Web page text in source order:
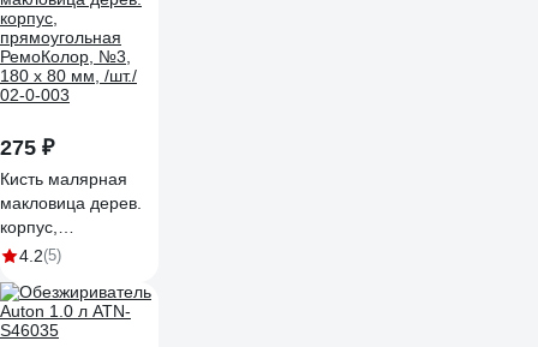
275 ₽
Кисть малярная
макловица дерев.
корпус,
прямоугольная
180 х 80 мм, /шт./
02-0-003
4.2(5)